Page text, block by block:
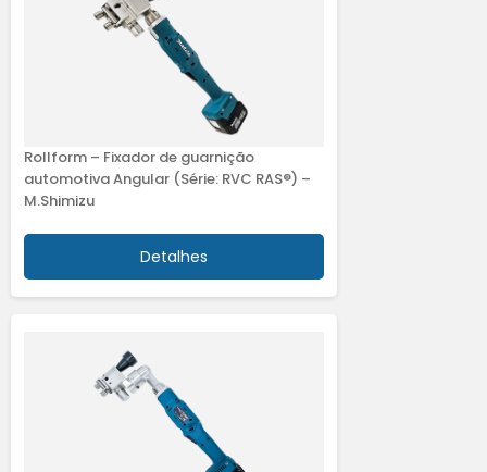
Rollform – Fixador de guarnição
automotiva Angular (Série: RVC RAS®) –
M.Shimizu
Detalhes